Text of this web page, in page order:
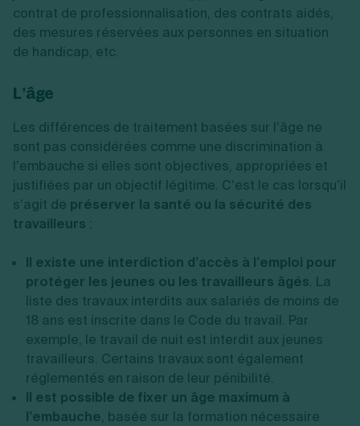
contrat de professionnalisation, des contrats aidés,
des mesures réservées aux personnes en situation
de handicap, etc.
L’âge
Les différences de traitement basées sur l’âge ne
sont pas considérées comme une discrimination à
l’embauche si elles sont objectives, appropriées et
justifiées par un objectif légitime. C’est le cas lorsqu’il
s’agit de préserver la santé ou la sécurité des
travailleurs :
Il existe une interdiction d’accès à l’emploi pour
protéger les jeunes ou les travailleurs âgés. La
liste des travaux interdits aux salariés de moins de
18 ans est inscrite dans le Code du travail. Par
exemple, le travail de nuit est interdit aux jeunes
travailleurs. Certains travaux sont également
réglementés en raison de leur pénibilité.
Il est possible de fixer un âge maximum à
l’embauche, basée sur la formation nécessaire